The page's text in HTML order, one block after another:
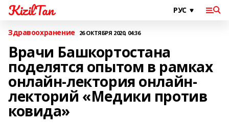
KizilTan
Здравоохранение 26 ОКТЯБРЯ 2020, 04:36
Врачи Башкортостана
поделятся опытом в рамках
онлайн-лектория онлайн-
лекторий «Медики против
ковида»